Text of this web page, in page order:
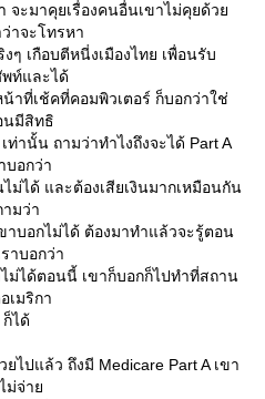
จะมาคุยเรื่องคนอื่นเขาไม่คุยด้ว
าจะโทรหา
ๆ เกือบตีหนี่งเมืองไทย เพื่อนรับ
ท์และได้
าที่เช้คที่คอมพิวเตอร์ ก็บอกว่าใช่
นมีสิทธิ
ท่านั้น ถามว่าทำไงถึงจะได้ Part A
บอกว่า
ม่ได้ และต้องเสียเงินมากเหมือนกัน
ามว่า
ขาบอกไม่ได้ ต้องมาทำแล้วจะรู้ตอน
าบอกว่า
ไม่ได้ตอนนี้ เขาก็บอกก็ไปทำที่สถาน
เมริกา
ก็ได้
ไปแล้ว ถึงมี Medicare Part A เขา
ม่จ่า